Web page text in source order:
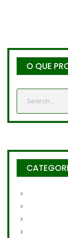
O QUE